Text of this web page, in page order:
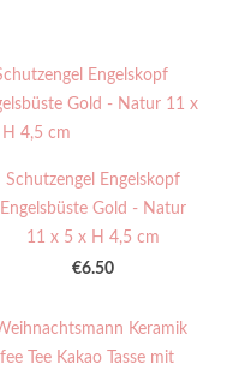
Schutzengel Engelskopf
Engelsbüste Gold - Natur
11 x 5 x H 4,5 cm
€6.50